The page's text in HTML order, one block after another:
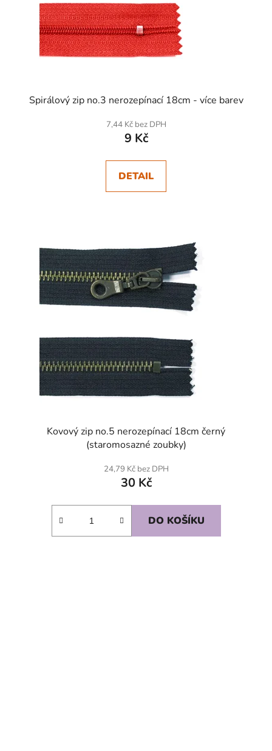
Spirálový zip no.3 nerozepínací 18cm - více barev
7,44 Kč bez DPH
9 Kč
DETAIL
Kovový zip no.5 nerozepínací 18cm černý
(staromosazné zoubky)
24,79 Kč bez DPH
30 Kč
DO KOŠÍKU